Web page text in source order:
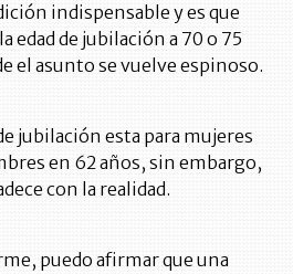
indispensable y es que
edad de jubilación a 70 o 75
el asunto se vuelve espinoso.
jubilación esta para mujeres
en 62 años, sin embargo,
con la realidad.
puedo afirmar que una